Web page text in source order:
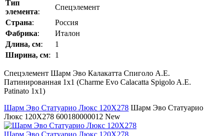
Тип
элемента:
Спецэлемент
Страна:
Россия
Фабрика:
Италон
Длина, см:
1
Ширина, см: 1
Спецэлемент Шарм Эво Калакатта Спиголо А.Е.
Патинированная 1x1 (Charme Evo Calacatta Spigolo A.E.
Patinato 1x1)
Шарм Эво Статуарио Люкс 120Х278 Шарм Эво Статуарио
Люкс 120Х278 600180000012 New